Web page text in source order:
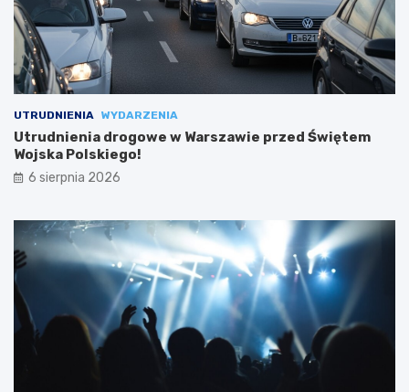
UTRUDNIENIA WYDARZENIA
Utrudnienia drogowe w Warszawie przed Świętem
Wojska Polskiego!
6 sierpnia 2026